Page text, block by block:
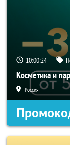
10:00:23
Косметика и
Россия